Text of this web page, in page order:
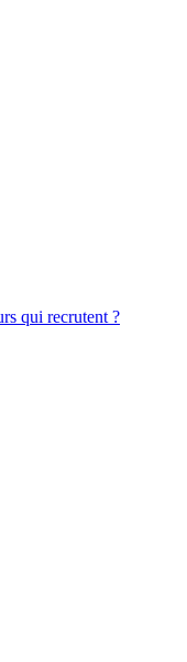
qui recrutent ?